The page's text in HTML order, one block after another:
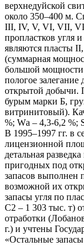
верхнедуйской
около 350–400 м.
III, IV, V, VI, VII,
пропластков угля
являются пласты
(суммарная
большой
пологое
открытой добычи.
бурым марки Б,
витринитовый).
%; Wа – 4,3-6,2 %;
В 1995–1997 гг. в
лицензионной
детальная
пригодных под
запасов выполнен
возможной их
запасы угля по
С2 – 1 303 тыс. т)
отработки
г.) и учтены
«Остальные